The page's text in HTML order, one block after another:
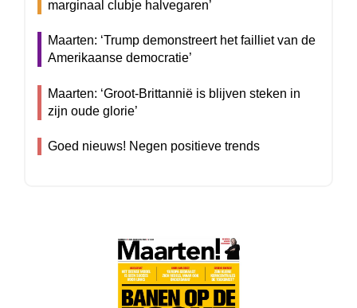
marginaal clubje halvegaren’
Maarten: ‘Trump demonstreert het failliet van de
Amerikaanse democratie’
Maarten: ‘Groot-Brittannië is blijven steken in
zijn oude glorie’
Goed nieuws! Negen positieve trends